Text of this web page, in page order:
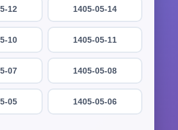
1405-05-14
12
1405-05-11
10
1405-05-08
07
1405-05-06
05